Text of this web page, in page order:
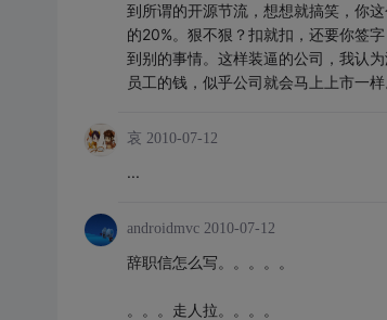
到所谓的开源节流，想想就搞笑，你
的20%。狠不狠？扣就扣，还要你签
到别的事情。这样装逼的公司，我认
员工的钱，似乎公司就会马上上市一样
哀 2010-07-12
...
androidmvc 2010-07-12
辞职信怎么写。。。。。
。。。走人拉。。。。